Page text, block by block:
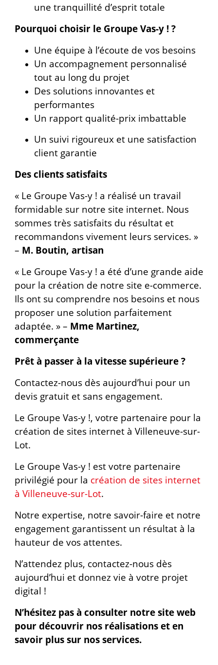
une tranquillité d’esprit totale
Pourquoi choisir le Groupe Vas-y ! ?
Une équipe à l’écoute de vos besoins
Un accompagnement personnalisé
tout au long du projet
Des solutions innovantes et
performantes
Un rapport qualité-prix imbattable
Un suivi rigoureux et une satisfaction
client garantie
Des clients satisfaits
« Le Groupe Vas-y ! a réalisé un travail
formidable sur notre site internet. Nous
sommes très satisfaits du résultat et
recommandons vivement leurs services. »
– M. Boutin, artisan
« Le Groupe Vas-y ! a été d’une grande aide
pour la création de notre site e-commerce.
Ils ont su comprendre nos besoins et nous
proposer une solution parfaitement
adaptée. » – Mme Martinez,
commerçante
Prêt à passer à la vitesse supérieure ?
Contactez-nous dès aujourd’hui pour un
devis gratuit et sans engagement.
Le Groupe Vas-y !, votre partenaire pour la
création de sites internet à Villeneuve-sur-
Lot.
Le Groupe Vas-y ! est votre partenaire
privilégié pour la création de sites internet
à Villeneuve-sur-Lot.
Notre expertise, notre savoir-faire et notre
engagement garantissent un résultat à la
hauteur de vos attentes.
N’attendez plus, contactez-nous dès
aujourd’hui et donnez vie à votre projet
digital !
N’hésitez pas à consulter notre site web
pour découvrir nos réalisations et en
savoir plus sur nos services.